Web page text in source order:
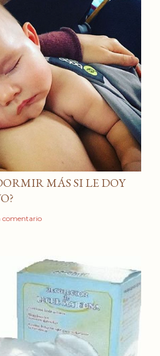
MÁS SI LE DOY
comentario